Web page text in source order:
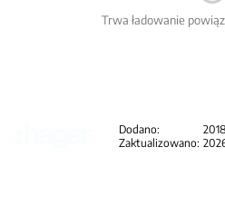
Trwa ładowanie
Dodano:
Zaktualizowano: